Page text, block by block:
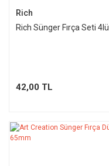
Rich
Rich Sünger Fırça Seti 4lü
42,00 TL